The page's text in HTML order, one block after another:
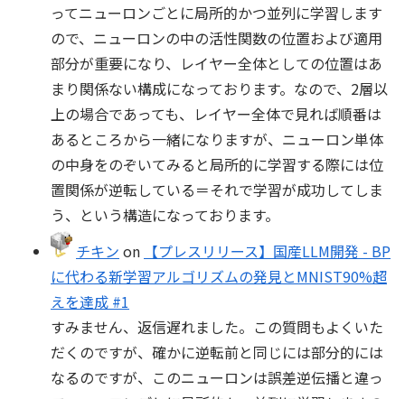
ってニューロンごとに局所的かつ並列に学習します
ので、ニューロンの中の活性関数の位置および適用
部分が重要になり、レイヤー全体としての位置はあ
まり関係ない構成になっております。なので、2層以
上の場合であっても、レイヤー全体で見れば順番は
あるところから一緒になりますが、ニューロン単体
の中身をのぞいてみると局所的に学習する際には位
置関係が逆転している＝それで学習が成功してしま
う、という構造になっております。
チキン on 【プレスリリース】国産LLM開発 - BP
に代わる新学習アルゴリズムの発見とMNIST90%超
えを達成 #1
すみません、返信遅れました。この質問もよくいた
だくのですが、確かに逆転前と同じには部分的には
なるのですが、このニューロンは誤差逆伝播と違っ